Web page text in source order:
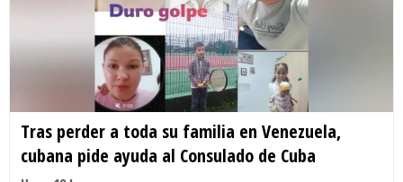
Tras perder a toda su familia en Venezuela,
cubana pide ayuda al Consulado de Cuba